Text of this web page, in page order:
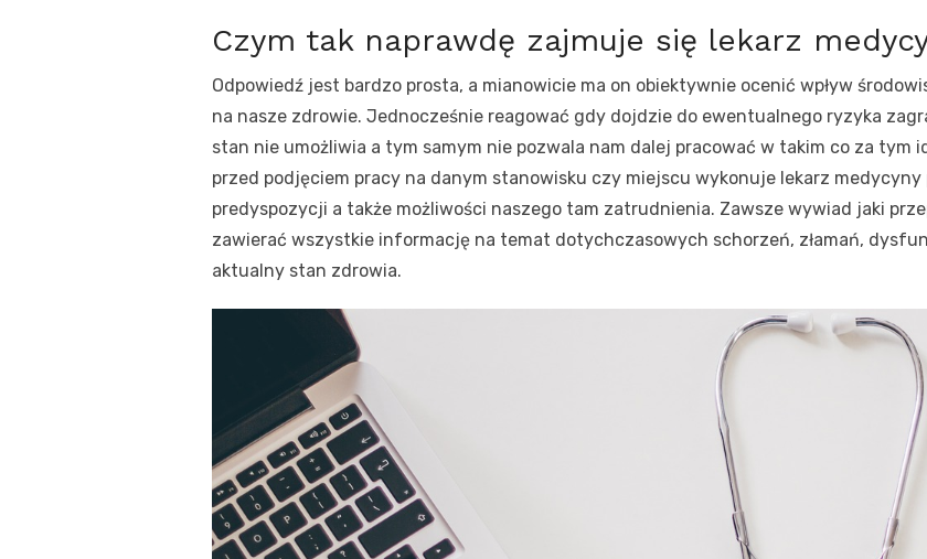
Czym tak naprawdę zajmuje się lekarz
Odpowiedź jest bardzo prosta, a mianowicie ma on obiektywnie ocenić wpływ
na nasze zdrowie. Jednocześnie reagować gdy dojdzie do ewentualnego ryzyka
stan nie umożliwia a tym samym nie pozwala nam dalej pracować w takim co za tym
przed podjęciem pracy na danym stanowisku czy miejscu wykonuje lekarz medycyny
predyspozycji a także możliwości naszego tam zatrudnienia. Zawsze wywiad jaki
zawierać wszystkie informację na temat dotychczasowych schorzeń, złamań,
aktualny stan zdrowia.